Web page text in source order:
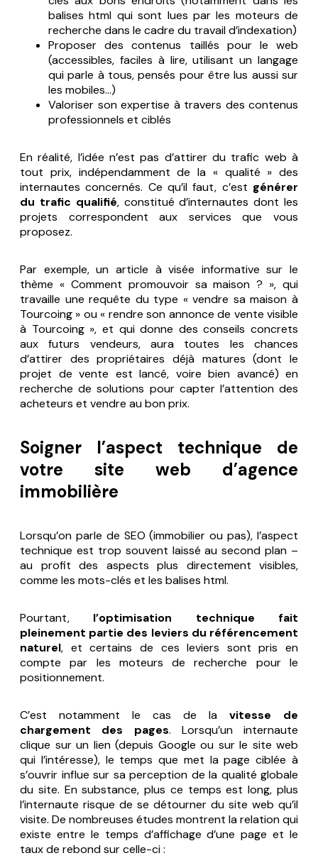
balises html qui sont lues par les moteurs de
recherche dans le cadre du travail d’indexation)
Proposer des contenus taillés pour le web
(accessibles, faciles à lire, utilisant un langage
qui parle à tous, pensés pour être lus aussi sur
les mobiles…)
Valoriser son expertise à travers des contenus
professionnels et ciblés
En réalité, l’idée n’est pas d’attirer du trafic web à
tout prix, indépendamment de la « qualité » des
internautes concernés. Ce qu’il faut, c’est générer
du trafic qualifié, constitué d’internautes dont les
projets correspondent aux services que vous
proposez.
Par exemple, un article à visée informative sur le
thème « Comment promouvoir sa maison ? », qui
travaille une requête du type « vendre sa maison à
Tourcoing » ou « rendre son annonce de vente visible
à Tourcoing », et qui donne des conseils concrets
aux futurs vendeurs, aura toutes les chances
d’attirer des propriétaires déjà matures (dont le
projet de vente est lancé, voire bien avancé) en
recherche de solutions pour capter l’attention des
acheteurs et vendre au bon prix.
Soigner l’aspect technique de
votre site web d’agence
immobilière
Lorsqu’on parle de SEO (immobilier ou pas), l’aspect
technique est trop souvent laissé au second plan –
au profit des aspects plus directement visibles,
comme les mots-clés et les balises html.
Pourtant, l’optimisation technique fait
pleinement partie des leviers du référencement
naturel, et certains de ces leviers sont pris en
compte par les moteurs de recherche pour le
positionnement.
C’est notamment le cas de la vitesse de
chargement des pages. Lorsqu’un internaute
clique sur un lien (depuis Google ou sur le site web
qui l’intéresse), le temps que met la page ciblée à
s’ouvrir influe sur sa perception de la qualité globale
du site. En substance, plus ce temps est long, plus
l’internaute risque de se détourner du site web qu’il
visite. De nombreuses études montrent la relation qui
existe entre le temps d’affichage d’une page et le
taux de rebond sur celle-ci :